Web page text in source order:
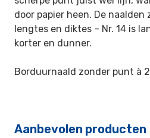
door papier heen. De
lengtes en diktes – Nr. 14 is
korter en dunner.
Borduurnaald zonder punt à
Aanbevolen producten